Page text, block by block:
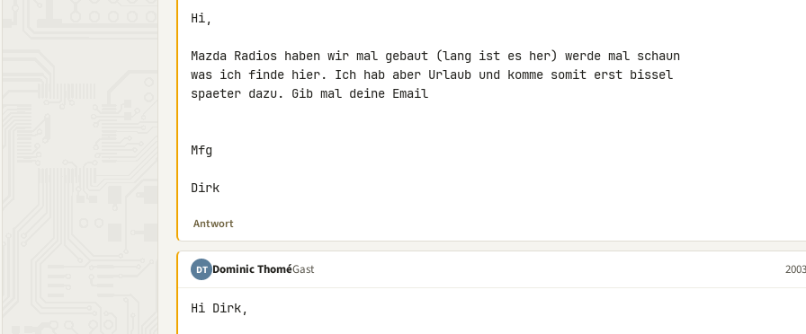
Hi,
Mazda Radios haben wir mal gebaut (lang ist es her) werde mal schaun
was ich finde hier. Ich hab aber Urlaub und komme somit erst bissel
spaeter dazu. Gib mal deine Email
Mfg
Dirk
Antwort
DT Dominic ThoméGast
Hi Dirk,